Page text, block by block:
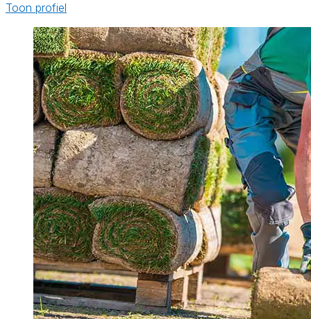
Toon profiel